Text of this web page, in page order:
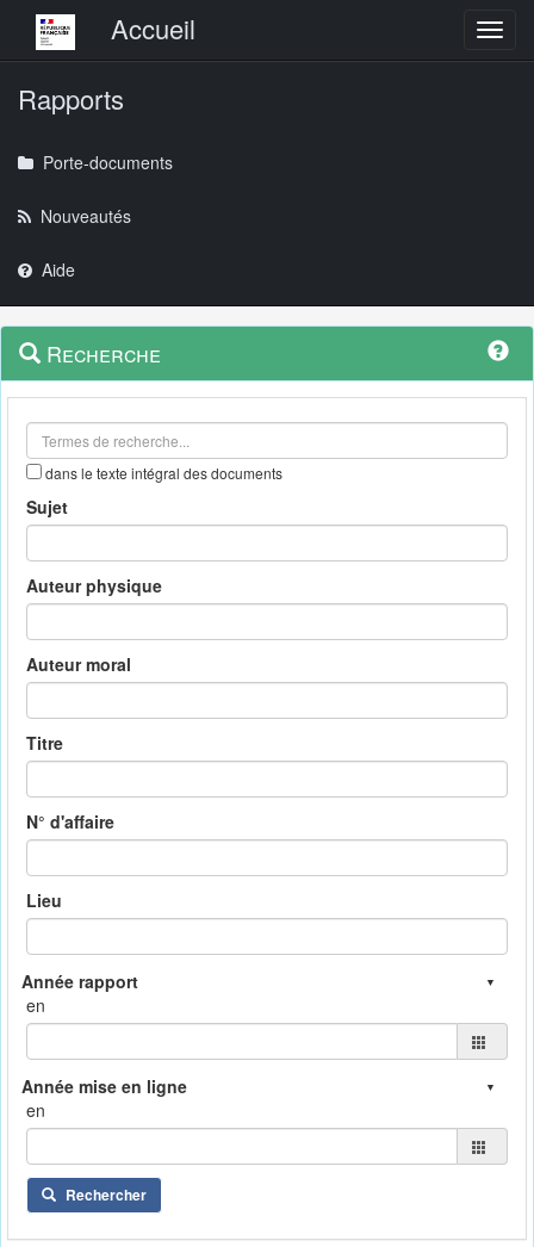
Menu principalAccueil
Rapports
Porte-documents
Nouveautés
Aide
Navigation
outils
Menu
contextuel
Recherche
dans le texte intégral des documents
Sujet
Auteur physique
Auteur moral
Titre
N° d'affaire
Lieu
en
en
Rechercher